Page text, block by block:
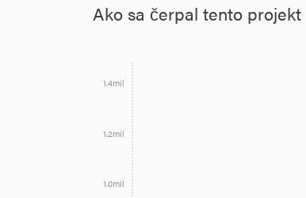
Ako sa čerpal tento projekt
1.0mil
1.2mil
1.4mil